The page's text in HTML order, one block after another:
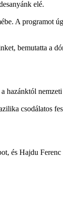
elé.
A programot
bemutatta a
hazánktól
csodálatos
és Hajdu